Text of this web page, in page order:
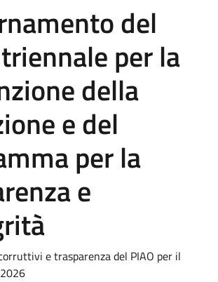
del
per la
della
e del
per la
e
e trasparenza del PIAO per il